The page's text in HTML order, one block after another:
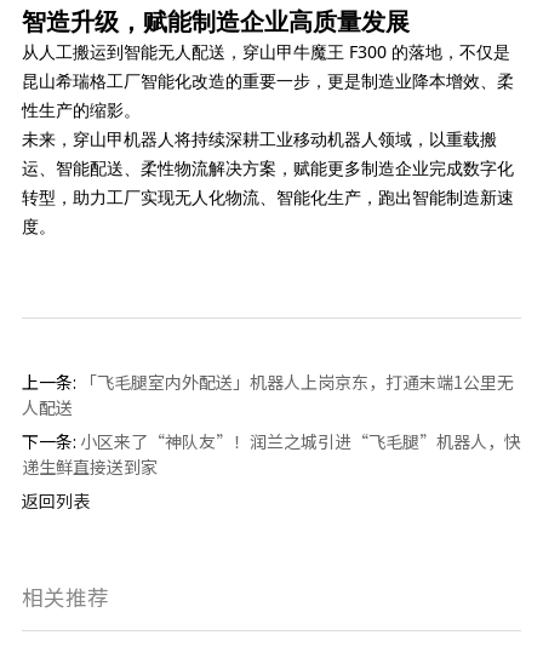
智造升级，赋能制造企业高质量发展
从人工搬运到智能无人配送，穿山甲牛魔王 F300 的落地，不仅是
昆山希瑞格工厂智能化改造的重要一步，更是制造业降本增效、柔
性生产的缩影。
未来，穿山甲机器人将持续深耕工业移动机器人领域，以重载搬
运、智能配送、柔性物流解决方案，赋能更多制造企业完成数字化
转型，助力工厂实现无人化物流、智能化生产，跑出智能制造新速
度。
上一条:
「飞毛腿室内外配送」机器人上岗京东，打通末端1公里无
人配送
下一条: 小区来了“神队友”！润兰之城引进“飞毛腿”机器人，快
递生鲜直接送到家
返回列表
相关推荐